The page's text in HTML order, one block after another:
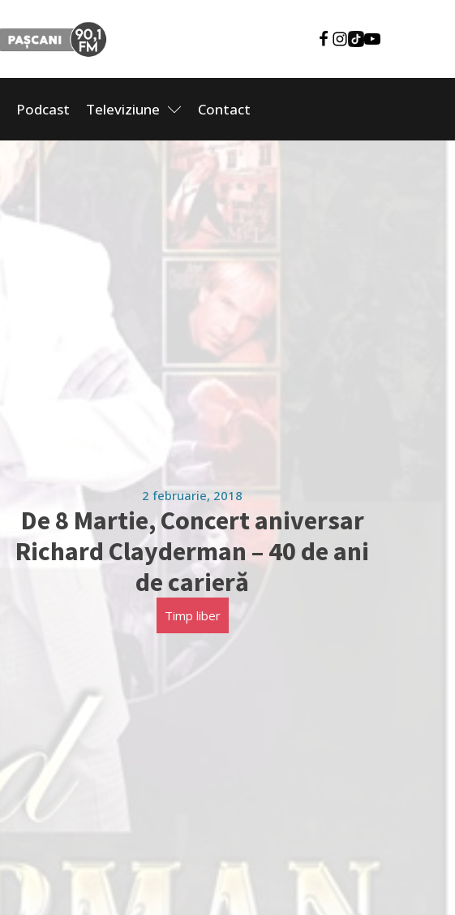
Podcast Televiziune Contact
2 februarie, 2018
De 8 Martie, Concert aniversar
Richard Clayderman – 40 de ani
de carieră
Timp liber